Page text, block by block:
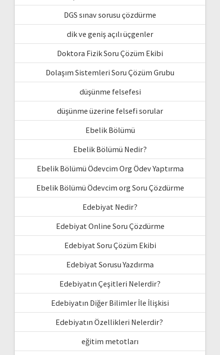
DGS sınav sorusu çözdürme
dik ve geniş açılı üçgenler
Doktora Fizik Soru Çözüm Ekibi
Dolaşım Sistemleri Soru Çözüm Grubu
düşünme felsefesi
düşünme üzerine felsefi sorular
Ebelik Bölümü
Ebelik Bölümü Nedir?
Ebelik Bölümü Ödevcim Org Ödev Yaptırma
Ebelik Bölümü Ödevcim org Soru Çözdürme
Edebiyat Nedir?
Edebiyat Online Soru Çözdürme
Edebiyat Soru Çözüm Ekibi
Edebiyat Sorusu Yazdırma
Edebiyatın Çeşitleri Nelerdir?
Edebiyatın Diğer Bilimler İle İlişkisi
Edebiyatın Özellikleri Nelerdir?
eğitim metotları